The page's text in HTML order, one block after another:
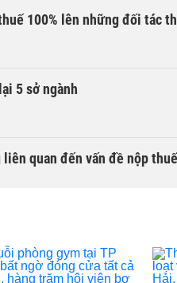
100% lên những đối tác
5 sở ngành
quan đến vấn đề nộp thuế